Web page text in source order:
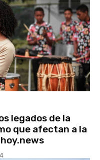
legados de la
que afectan a la